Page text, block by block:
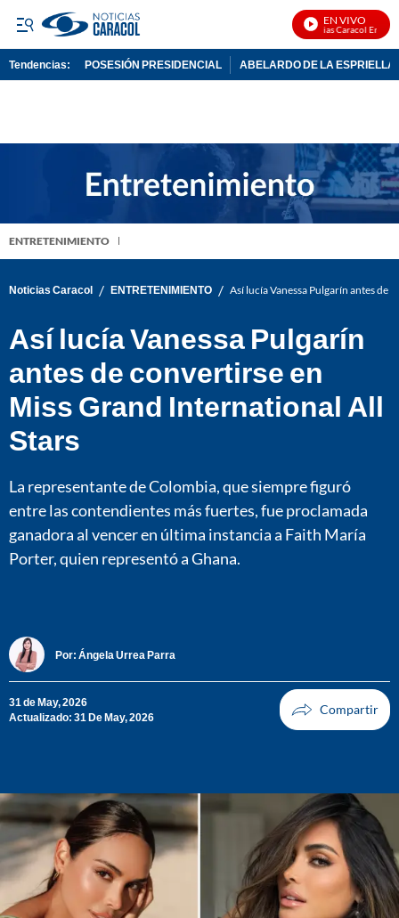
EN VIVO
Noticias Caracol En Vivo
Tendencias: POSESIÓN PRESIDENCIAL ABELARDO DE LA ESPRIELLA
ENTRETENIMIENTO
Noticias Caracol / ENTRETENIMIENTO / Así lucía Vanessa Pulgarín antes de
Así lucía Vanessa Pulgarín
antes de convertirse en
Miss Grand International All
Stars
La representante de Colombia, que siempre figuró
entre las contendientes más fuertes, fue proclamada
ganadora al vencer en última instancia a Faith María
Porter, quien representó a Ghana.
Por: Ángela Urrea Parra
31 de May, 2026
Actualizado: 31 De May, 2026